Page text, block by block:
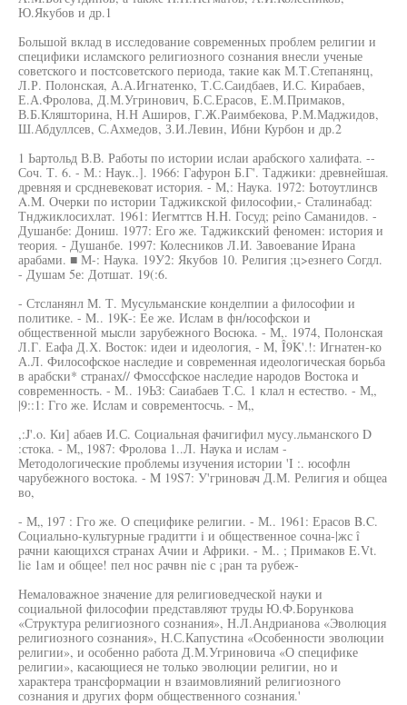
Ю.Якубов и др.1
Большой вклад в исследование современных проблем религии и
специфики исламского религиозного сознания внесли ученые
советского и постсоветского периода, такие как М.Т.Степанянц,
Л.Р. Полонская, А.А.Игнатенко, Т.С.Саидбаев, И.С. Кирабаев,
Е.А.Фролова, Д.М.Угринович, Б.С.Ерасов, Е.М.Примаков,
В.Б.Кляшторина, Н.Н Аширов, Г.Ж.Раимбекова, Р.М.Маджидов,
Ш.Абдуллсев, С.Ахмедов, З.И.Левин, Ибни Курбон и др.2
1 Ьартольд В.В. Работы по истории ислаи арабского халифата. --
Соч. Т. 6. - М.: Наук..]. 1966: Гафурон Б.Г'. Таджики: древнейшая.
древняя и срсдневековат история. - М,: Наука. 1972: Ьотоутлинсв
A.M. Очерки по истории Таджикской философии,- Сталинабад:
Тнджиклосихлат. 1961: Иегмттсв H.H. Госуд; peino Саманидов. -
Душанбе: Дониш. 1977: Его же. Таджикский феномен: история и
теория. - Душанбе. 1997: Колесников Л.И. Завоевание Ирана
арабами. ■ М-: Наука. 19У2: Якубов 10. Религия ;ц>езнего Согдл.
- Душам 5е: Дотшат. 19(:6.
- Стсланянл М. Т. Мусульманские конделпии а философии и
политике. - M.. 19К-: Ее же. Ислам в фн/юсофскои и
общественной мысли зарубежного Восюка. - М,. 1974, Полонская
Л.Г. Еафа Д.Х. Восток: идеи и идеология, - M, Î9K'.!: Игнатен-ко
А.Л. Философское наследие и современная идеологическая борьба
в арабски* странах// Фмоссфское наследие народов Востока и
современность. - M.. 19ЬЗ: Саиабаев Т.С. 1 клал н естество. - М„
|9::1: Гго же. Ислам и современтосчь. - М„
,:J'.o. Ки] абаев И.С. Социальная фачигифил мусу.льманского D
:стока. - М„ 1987: Фролова 1..Л. Наука и ислам -
Методологические проблемы изучения истории 'I :. юсофлн
чарубежного востока. - M 19S7: У'гриновач Д.М. Религия и общеа
во,
- М„ 197 : Гго же. О специфике религии. - М.. 1961: Ерасов B.C.
Социально-культурные градитти i и общественное сочна-|жс î
рачни кающихся странах Ачии и Африки. - М.. ; Примаков E.Vt.
lie 1ам и общее! пел нос рачвн nie с ¡ран та рубеж-
Немаловажное значение для религиоведческой науки и
социальной философии представляют труды Ю.Ф.Борункова
«Структура религиозного сознания», Н.Л.Андрианова «Эволюция
религиозного сознания», Н.С.Капустина «Особенности эволюции
религии», и особенно работа Д.М.Угриновича «О специфике
религии», касающиеся не только эволюции религии, но и
характера трансформации н взаимовлияний религиозного
сознания и других форм общественного сознания.'